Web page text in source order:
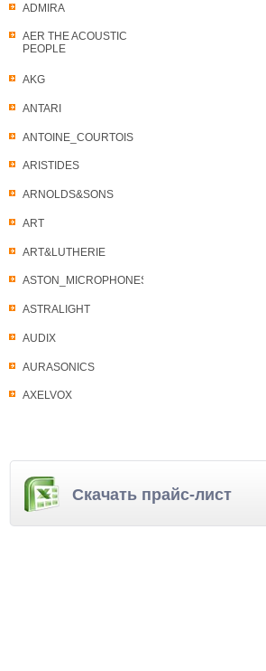
ADMIRA
AER THE ACOUSTIC
PEOPLE
AKG
ANTARI
ANTOINE_COURTOIS
ARISTIDES
ARNOLDS&SONS
ART
ART&LUTHERIE
ASTON_MICROPHONES
ASTRALIGHT
AUDIX
AURASONICS
AXELVOX
Скачать прайс-лист